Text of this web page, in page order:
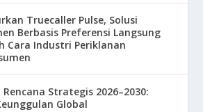
Truecaller Pulse, Solusi
Berbasis Preferensi Langsung
Cara Industri Periklanan
Rencana Strategis 2026–2030:
Global